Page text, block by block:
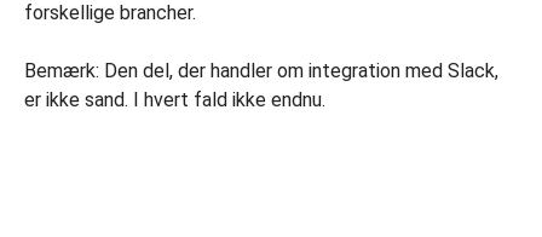
forskellige brancher.
Bemærk: Den del, der handler om integration med Slack,
er ikke sand. I hvert fald ikke endnu.